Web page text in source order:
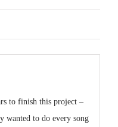
to finish this project –
wanted to do every song